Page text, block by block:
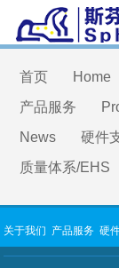
首页 Home
产品服务
News
硬件
质量体系/EHS
关于我们 产品服务 硬